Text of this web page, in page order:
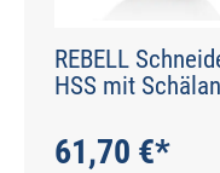
REBELL
HSS mit
61,70 €*